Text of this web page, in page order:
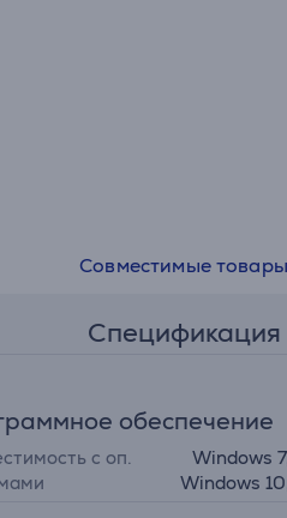
Совместимые товары
Спецификация
обеспечение
с оп.
Windows
Windows